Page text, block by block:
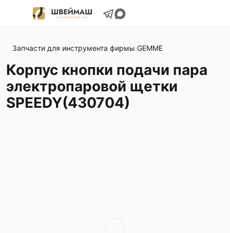
Запчасти для инструмента фирмы GEMME
Корпус кнопки подачи пара
электропаровой щетки
SPEEDY(430704)